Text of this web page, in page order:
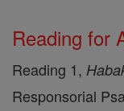
Reading for
Reading 1,
Responsorial